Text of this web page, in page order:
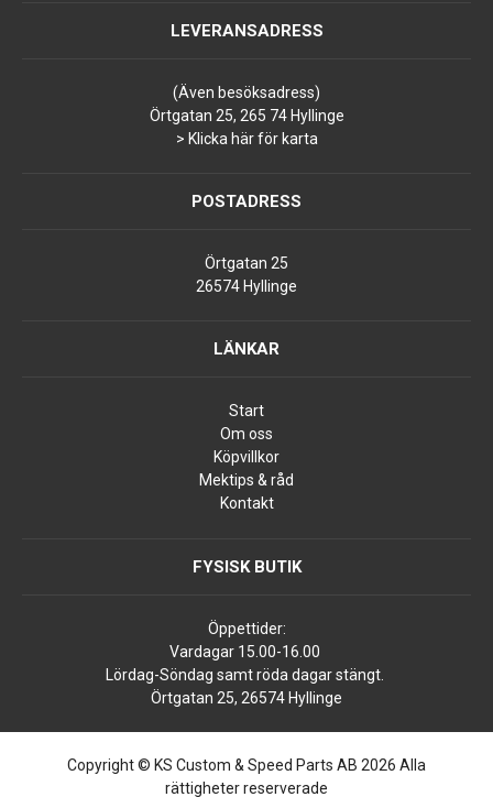
LEVERANSADRESS
(Även besöksadress)
Örtgatan 25, 265 74 Hyllinge
> Klicka här för karta
POSTADRESS
Örtgatan 25
26574 Hyllinge
LÄNKAR
Start
Om oss
Köpvillkor
Mektips & råd
Kontakt
FYSISK BUTIK
Öppettider:
Vardagar 15.00-16.00
Lördag-Söndag samt röda dagar stängt.
Örtgatan 25, 26574 Hyllinge
Copyright © KS Custom & Speed Parts AB 2026 Alla
rättigheter reserverade